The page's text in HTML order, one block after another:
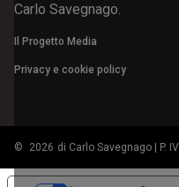
Carlo Savegnago.
Il Progetto Media
Privacy e cookie policy
© 2026 di Carlo Savegnago | P.